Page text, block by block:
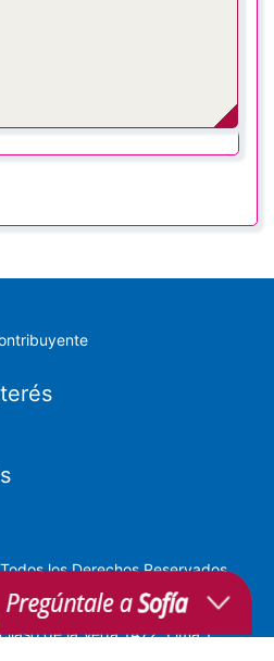
los Derechos Reservados
de la Vega 1472, Lima 1